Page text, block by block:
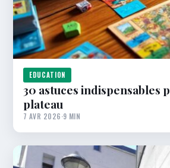
EDUCATION
30 astuces indispensables
plateau
7 AVR 2026·9 MIN